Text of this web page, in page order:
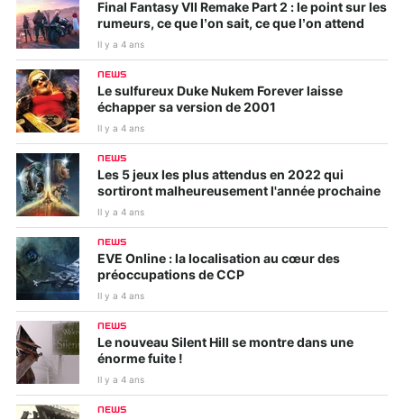
Final Fantasy VII Remake Part 2 : le point sur les
rumeurs, ce que l’on sait, ce que l’on attend
Il y a 4 ans
NEWS
Le sulfureux Duke Nukem Forever laisse
échapper sa version de 2001
Il y a 4 ans
NEWS
Les 5 jeux les plus attendus en 2022 qui
sortiront malheureusement l'année prochaine
Il y a 4 ans
NEWS
EVE Online : la localisation au cœur des
préoccupations de CCP
Il y a 4 ans
NEWS
Le nouveau Silent Hill se montre dans une
énorme fuite !
Il y a 4 ans
NEWS